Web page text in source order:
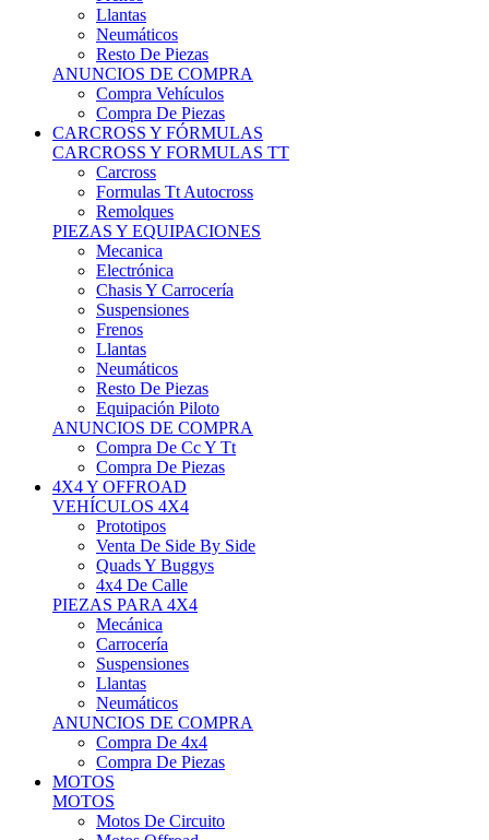
Llantas
Neumáticos
Resto De Piezas
ANUNCIOS DE COMPRA
Compra Vehículos
Compra De Piezas
CARCROSS Y FÓRMULAS
CARCROSS Y FORMULAS TT
Carcross
Formulas Tt Autocross
Remolques
PIEZAS Y EQUIPACIONES
Mecanica
Electrónica
Chasis Y Carrocería
Suspensiones
Frenos
Llantas
Neumáticos
Resto De Piezas
Equipación Piloto
ANUNCIOS DE COMPRA
Compra De Cc Y Tt
Compra De Piezas
4X4 Y OFFROAD
VEHÍCULOS 4X4
Prototipos
Venta De Side By Side
Quads Y Buggys
4x4 De Calle
PIEZAS PARA 4X4
Mecánica
Carrocería
Suspensiones
Llantas
Neumáticos
ANUNCIOS DE COMPRA
Compra De 4x4
Compra De Piezas
MOTOS
MOTOS
Motos De Circuito